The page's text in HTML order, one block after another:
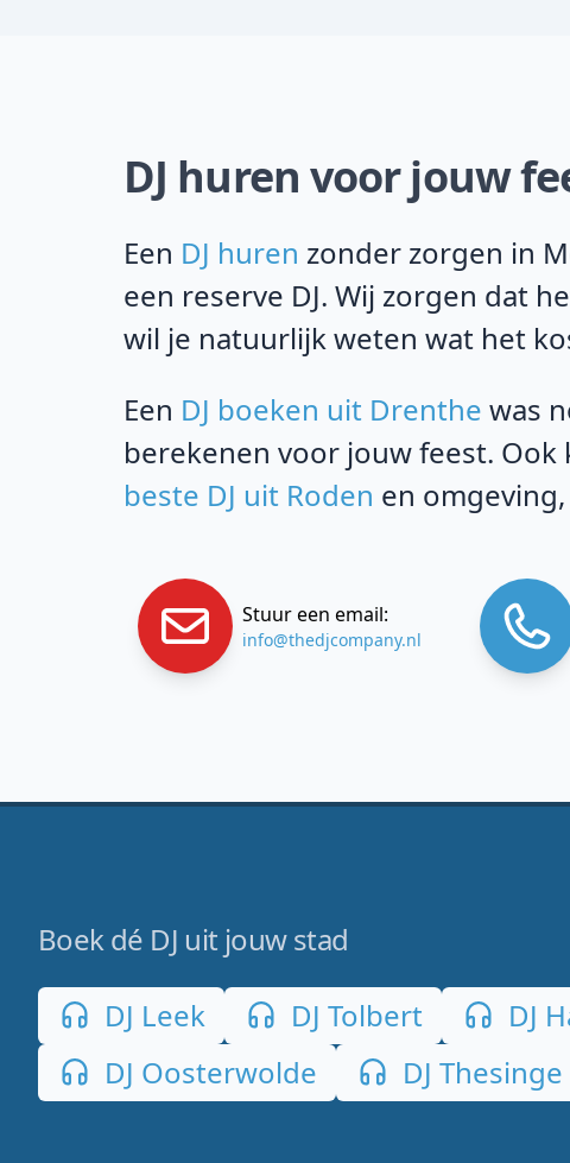
DJ huren voor jouw
Een DJ huren zonder zorgen in
een reserve DJ. Wij zorgen dat
wil je natuurlijk weten wat het
Een DJ boeken uit Drenthe was
berekenen voor jouw feest.
beste DJ uit Roden en
Stuur een email:
info@thedjcompany.nl
Boek dé DJ uit jouw stad
DJ Leek
DJ Tolbert DJ
DJ Oosterwolde
DJ Thesinge